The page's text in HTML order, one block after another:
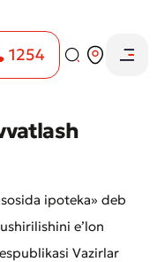
1254
ipoteka» deb
e’lon
Vazirlar